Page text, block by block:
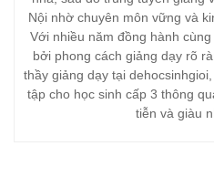
Nội nhờ chuyên môn vững và
Với nhiều năm đồng hành
bởi phong cách giảng dạy rõ
thầy giảng dạy tại
tập cho học sinh cấp 3 thông
tiễn và giàu